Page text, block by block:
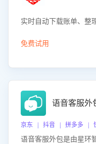
实时自动下载账单、整
免费试用
语音客服外
京东 | 抖音 | 拼多多 |
语音客服外包是由星环